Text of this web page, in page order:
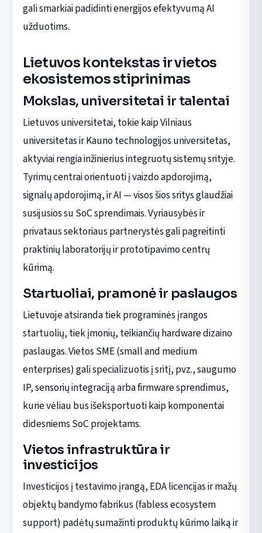
gali smarkiai padidinti energijos efektyvumą AI
užduotims.
Lietuvos kontekstas ir vietos
ekosistemos stiprinimas
Mokslas, universitetai ir talentai
Lietuvos universitetai, tokie kaip Vilniaus
universitetas ir Kauno technologijos universitetas,
aktyviai rengia inžinierius integruotų sistemų srityje.
Tyrimų centrai orientuoti į vaizdo apdorojimą,
signalų apdorojimą, ir AI — visos šios sritys glaudžiai
susijusios su SoC sprendimais. Vyriausybės ir
privataus sektoriaus partnerystės gali pagreitinti
praktinių laboratorijų ir prototipavimo centrų
kūrimą.
Startuoliai, pramonė ir paslaugos
Lietuvoje atsiranda tiek programinės įrangos
startuolių, tiek įmonių, teikiančių hardware dizaino
paslaugas. Vietos SME (small and medium
enterprises) gali specializuotis į sritį, pvz., saugumo
IP, sensorių integraciją arba firmware sprendimus,
kurie vėliau bus išeksportuoti kaip komponentai
didesniems SoC projektams.
Vietos infrastruktūra ir
investicijos
Investicijos į testavimo įrangą, EDA licencijas ir mažų
objektų bandymo fabrikus (fabless ecosystem
support) padėtų sumažinti produktų kūrimo laiką ir